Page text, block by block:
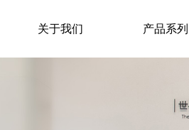
关于我们 产品系列